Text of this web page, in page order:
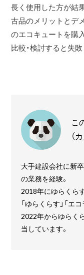
長く使用した方が結
古品のメリットとデ
のエコキュートを購
比較・検討すると失
こ
（
大手建設会社に新
の業務を経験。
2018年にゆらくら
「ゆらくらす」「エ
2022年からゆらく
当しています。